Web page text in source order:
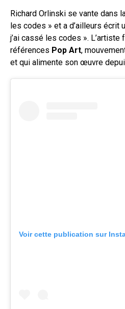
Richard Orlinski se vante dans
les codes » et a d’ailleurs écrit
j’ai cassé les codes ». L’artiste
références Pop Art,
et qui alimente son œuvre
Voir cette publication sur